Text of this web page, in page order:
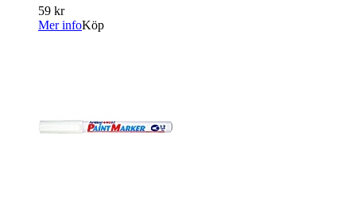
59 kr
Mer infoKöp